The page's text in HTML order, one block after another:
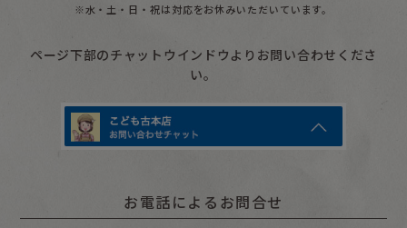
※水・土・日・祝は対応をお休みいただいています。
ページ下部のチャットウインドウよりお問い合わせくださ
い。
お電話によるお問合せ